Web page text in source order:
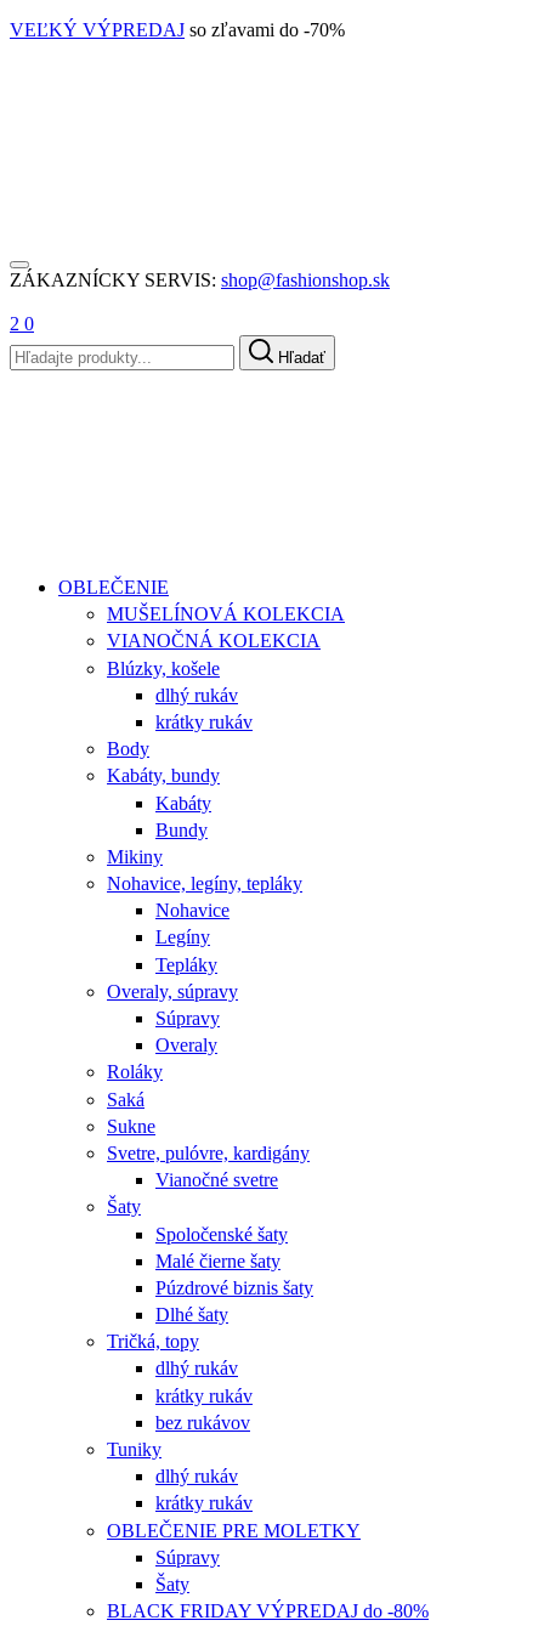
VEĽKÝ VÝPREDAJ so zľavami do -70%
ZÁKAZNÍCKY SERVIS: shop@fashionshop.sk
2 0
Hľadať
OBLEČENIE
MUŠELÍNOVÁ KOLEKCIA
VIANOČNÁ KOLEKCIA
Blúzky, košele
dlhý rukáv
krátky rukáv
Body
Kabáty, bundy
Kabáty
Bundy
Mikiny
Nohavice, legíny, tepláky
Nohavice
Legíny
Tepláky
Overaly, súpravy
Súpravy
Overaly
Roláky
Saká
Sukne
Svetre, pulóvre, kardigány
Vianočné svetre
Šaty
Spoločenské šaty
Malé čierne šaty
Púzdrové biznis šaty
Dlhé šaty
Tričká, topy
dlhý rukáv
krátky rukáv
bez rukávov
Tuniky
dlhý rukáv
krátky rukáv
OBLEČENIE PRE MOLETKY
Súpravy
Šaty
BLACK FRIDAY VÝPREDAJ do -80%